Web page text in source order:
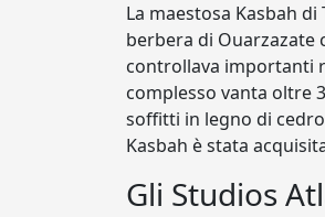
La maestosa Kasbah
berbera di Ouarzazate
controllava importanti
complesso vanta oltre
soffitti in legno di
Kasbah è stata
Gli Studios